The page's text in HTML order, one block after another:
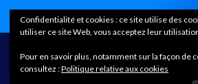
Home
Confidentialité et cookies : ce site utilise des
utiliser ce site Web, vous acceptez leur
Pour en savoir plus, notamment sur la façon de
consultez :Politique relative aux cookies